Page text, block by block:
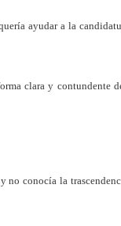
ayudar a la
clara y contundente
no conocía la